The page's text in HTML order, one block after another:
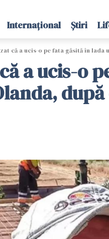
Internațional Știri
că a ucis-o pe fata găsită în
a ucis-o